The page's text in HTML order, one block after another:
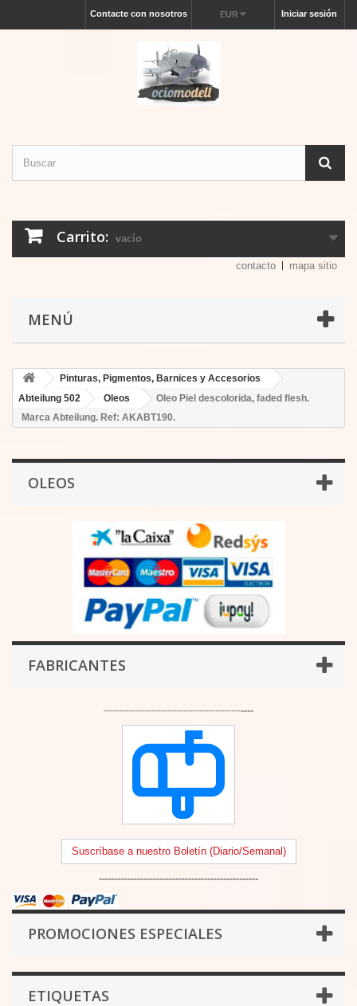
Iniciar sesión
EUR
Contacte con nosotros
Carrito: vacío
contacto mapa sitio
MENÚ
Pinturas, Pigmentos, Barnices y Accesorios
Abteilung 502
Oleos
Oleo Piel descolorida, faded flesh.
Marca Abteilung. Ref: AKABT190.
OLEOS
FABRICANTES
-----------------------------------------------
Suscríbase a nuestro Boletín (Diario/Semanal)
--------------------------------------------------
PROMOCIONES ESPECIALES
ETIQUETAS